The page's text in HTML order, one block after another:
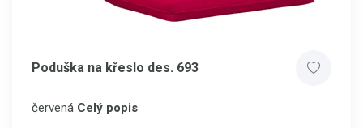
Poduška na křeslo des. 693
červená Celý popis